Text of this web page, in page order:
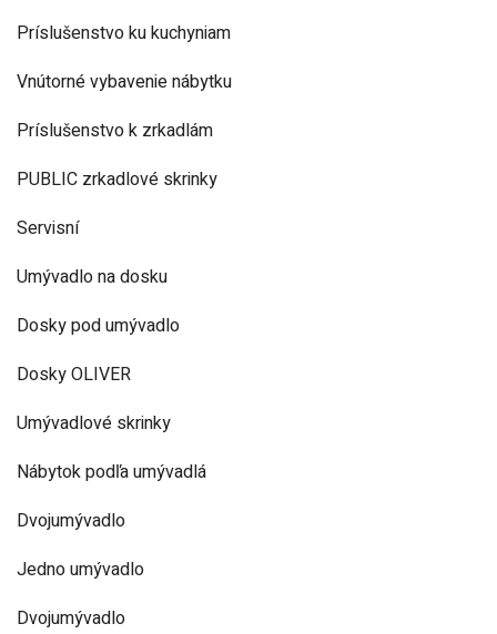
Príslušenstvo ku kuchyniam
Vnútorné vybavenie nábytku
Príslušenstvo k zrkadlám
PUBLIC zrkadlové skrinky
Servisní
Umývadlo na dosku
Dosky pod umývadlo
Dosky OLIVER
Umývadlové skrinky
Nábytok podľa umývadlá
Dvojumývadlo
Jedno umývadlo
Dvojumývadlo